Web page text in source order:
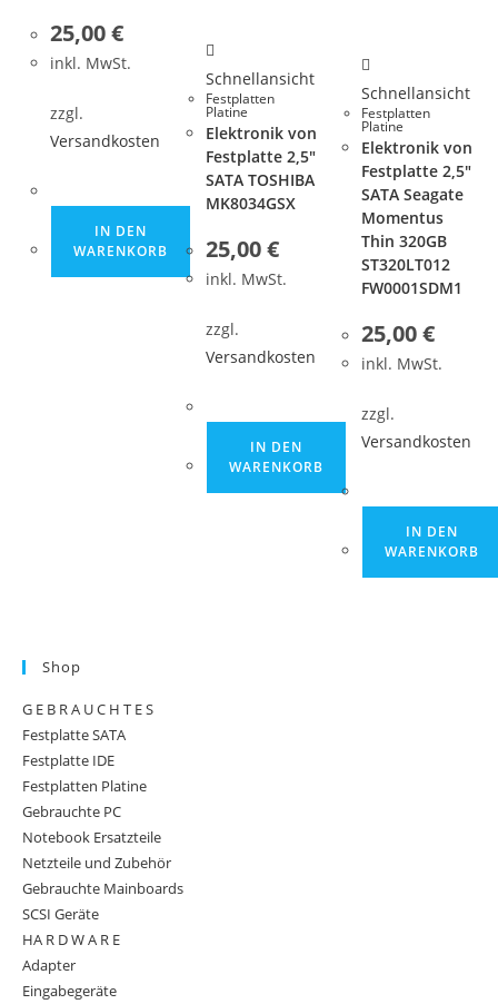
25,00€
inkl. MwSt.
zzgl.
Versandkosten
IN DEN
WARENKORB
Schnellansicht
Festplatten
Platine
Elektronik von
Festplatte 2,5″
SATA TOSHIBA
MK8034GSX
25,00€
inkl. MwSt.
zzgl.
Versandkosten
IN DEN
WARENKORB
Schnellansicht
Festplatten
Platine
Elektronik von
Festplatte 2,5″
SATA Seagate
Momentus
Thin 320GB
ST320LT012
FW0001SDM1
25,00€
inkl. MwSt.
zzgl.
Versandkosten
IN DEN
WARENKORB
Shop
G E B R A U C H T E S
Festplatte SATA
Festplatte IDE
Festplatten Platine
Gebrauchte PC
Notebook Ersatzteile
Netzteile und Zubehör
Gebrauchte Mainboards
SCSI Geräte
HA R D W A R E
Adapter
Eingabegeräte